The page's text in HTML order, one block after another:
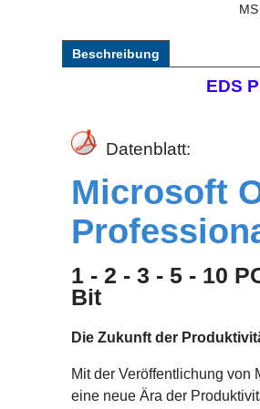
Beschreibung
EDS
Datenblatt:
Microsoft
1 - 2 - 3 - 5 - 10
Bit
Die Zukunft der
Mit der Veröffentlichung von
eine neue Ära der